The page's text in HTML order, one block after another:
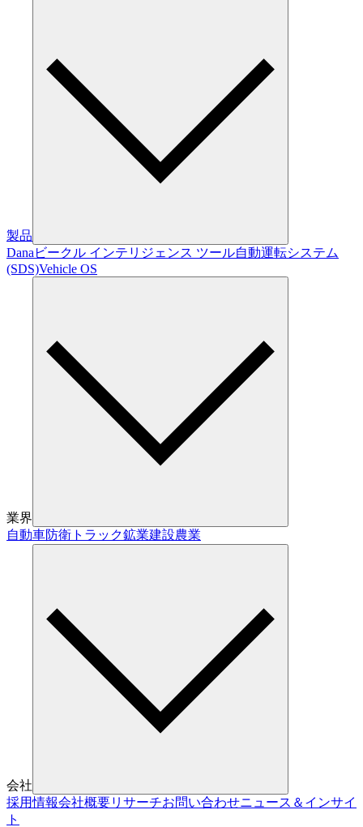
製品
Dana ビークル インテリジェンス ツール自動運転システム
(SDS)Vehicle OS
業界
自動車防衛 トラック鉱業建設農業
会社
採用情報会社概要リサーチお問い合わせニュース＆インサイ
ト